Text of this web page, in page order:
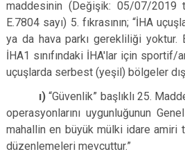
maddesinin (Değişik: 05/07/2019
E.7804 sayı) 5. fıkrasının; “İHA
ya da hava parkı gerekliliği yoktur.
İHA1 sınıfındaki İHA'lar için sportif/
uçuşlarda serbest (yeşil) bölgeler
ı) “Güvenlik” başlıklı 25.
operasyonlarını uygunluğunun
mahallin en büyük mülki idare amiri
düzenlemeleri mevcuttur.”